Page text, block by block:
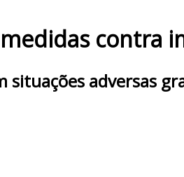
contra
situações adversas